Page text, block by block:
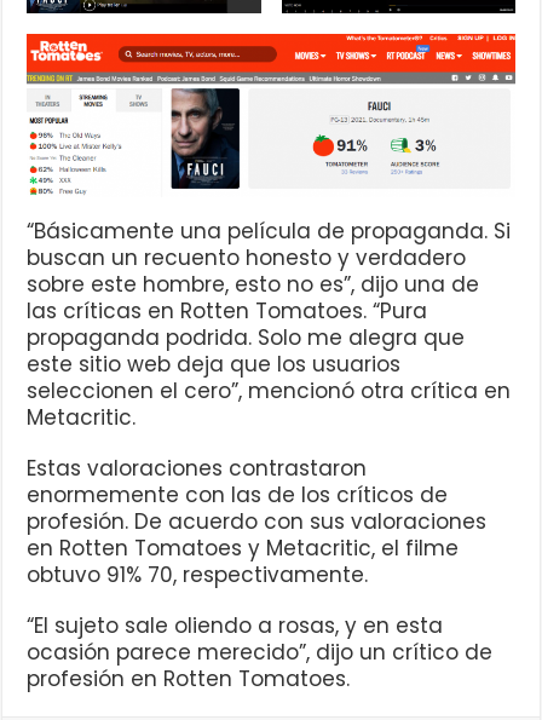
“Básicamente una película de propaganda. Si
buscan un recuento honesto y verdadero
sobre este hombre, esto no es”, dijo una de
las críticas en Rotten Tomatoes. “Pura
propaganda podrida. Solo me alegra que
este sitio web deja que los usuarios
seleccionen el cero”, mencionó otra crítica en
Metacritic.
Estas valoraciones contrastaron
enormemente con las de los críticos de
profesión. De acuerdo con sus valoraciones
en Rotten Tomatoes y Metacritic, el filme
obtuvo 91% 70, respectivamente.
“El sujeto sale oliendo a rosas, y en esta
ocasión parece merecido”, dijo un crítico de
profesión en Rotten Tomatoes.